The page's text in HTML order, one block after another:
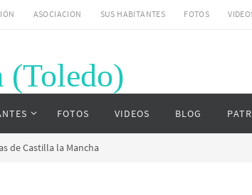
ASOCIACION SUS HABITANTES FOTOS
(Toledo)
(Toledo)FOTOS VIDEOS BLOG
de Castilla la Mancha